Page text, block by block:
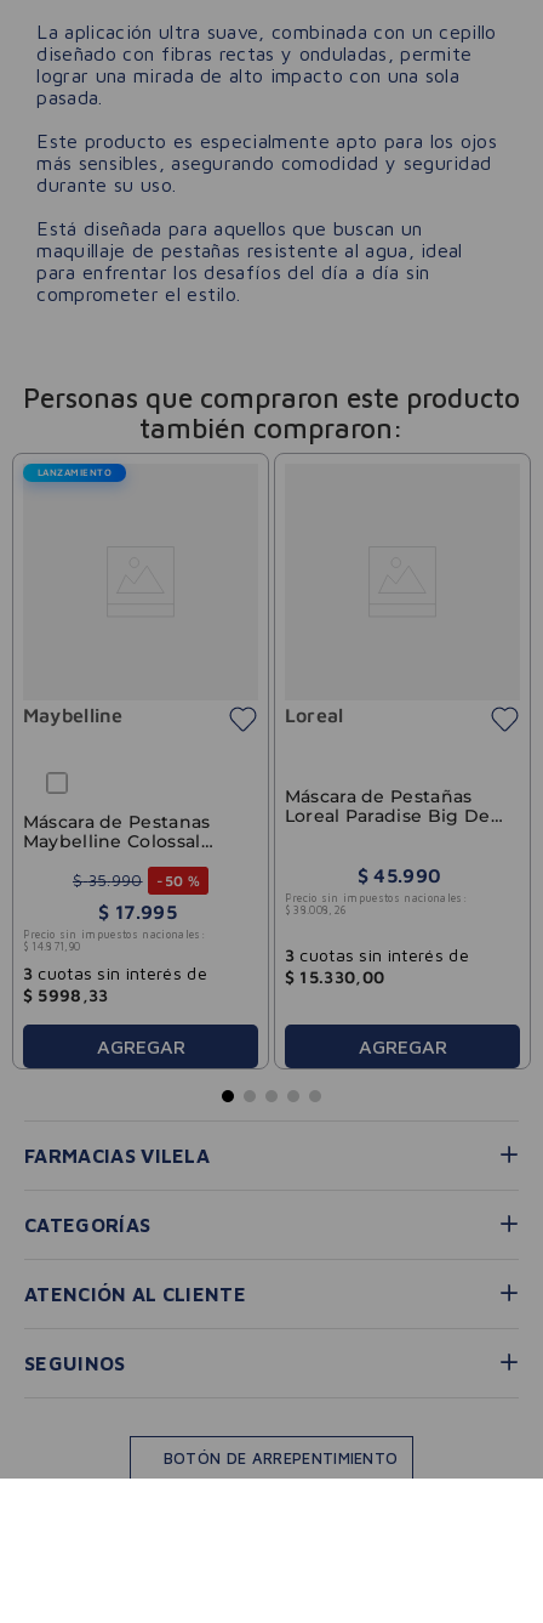
La aplicación ultra suave, combinada con un cepillo
diseñado con fibras rectas y onduladas, permite
lograr una mirada de alto impacto con una sola
pasada.
Este producto es especialmente apto para los ojos
más sensibles, asegurando comodidad y seguridad
durante su uso.
Está diseñada para aquellos que buscan un
maquillaje de pestañas resistente al agua, ideal
para enfrentar los desafíos del día a día sin
comprometer el estilo.
Personas que compraron este producto
también compraron:
LANZAMIENTO
Maybelline
Máscara de Pestanas
Maybelline Colossal
$ 35.990 - 50 %
$ 17.995
Precio sin impuestos nacionales:
$ 14.871 90
3cuotas sin interés de
$ 5998 33
AGREGAR
Loreal
Máscara de Pestañas
Loreal Paradise Big Deal
$ 45.990
Precio sin impuestos nacionales:
$ 38 .008 , 26
3cuotas sin interés de
$ 15.330 00
AGREGAR
FARMACIAS VILELA
CATEGORÍAS
ATENCIÓN AL CLIENTE
SEGUINOS
BOTÓN DE ARREPENTIMIENTO